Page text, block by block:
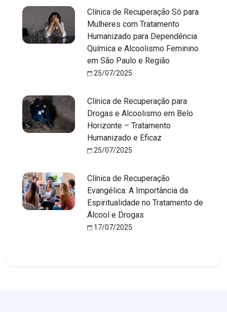
Clínica de Recuperação Só para
Mulheres com Tratamento
Humanizado para Dependência
Química e Alcoolismo Feminino
em São Paulo e Região
25/07/2025
Clínica de Recuperação para
Drogas e Alcoolismo em Belo
Horizonte – Tratamento
Humanizado e Eficaz
25/07/2025
Clínica de Recuperação
Evangélica: A Importância da
Espiritualidade no Tratamento de
Álcool e Drogas
17/07/2025